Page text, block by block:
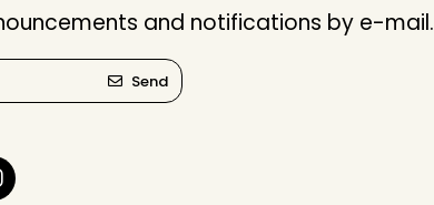
and notifications by e-mail.
Send